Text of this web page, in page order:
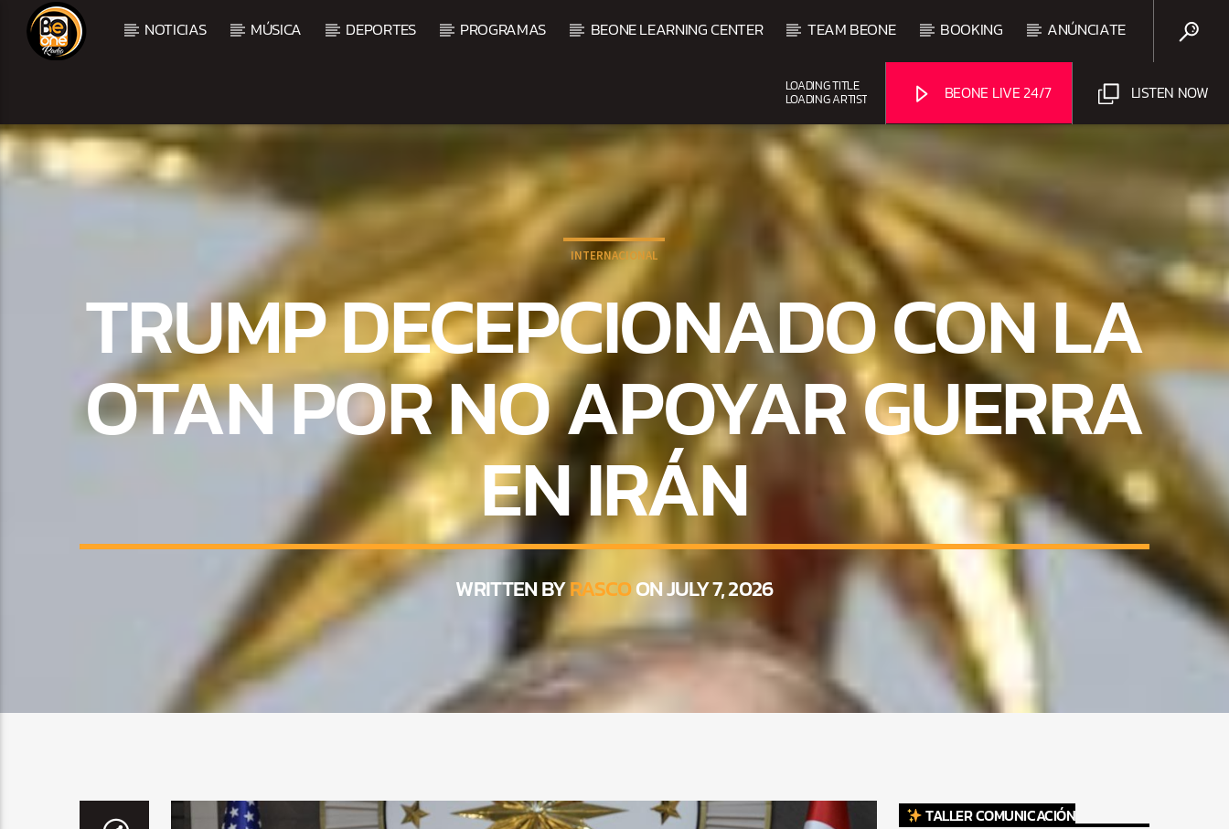
NOTICIAS MÚSICA DEPORTES PROGRAMAS BEONE LEARNING CENTER TEAM BEONE BOOKING ANÚNCIATE
LISTEN NOW
BEONE LIVE 24/7
LOADING TITLE
LOADING ARTIST
CURRENT TRACK
TITLE
ARTIST
BACHATA PARA EL CAMINO
5:00 PM 7:00 PM
UPCOMING SHOW
FREE STYLE
7:00 PM
INTERNACIONAL
TRUMP DECEPCIONADO CON LA
OTAN POR NO APOYAR GUERRA
EN IRÁN
WRITTEN BYRASCOON JULY 7, 2026
TALLER COMUNICACIÓN